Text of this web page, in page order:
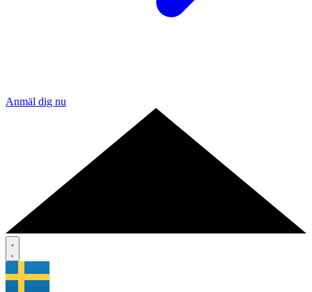
Anmäl dig nu